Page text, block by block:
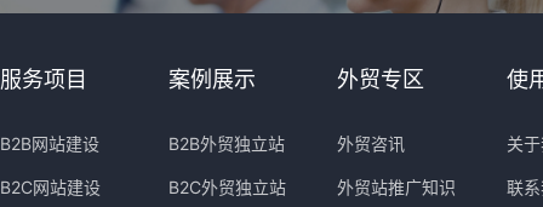
服务项目
B2B网站建设
B2C网站建设
案例展示
B2B外贸独立站
B2C外贸独立站
外贸专区
外贸咨讯
外贸站推广知识
使
关
联